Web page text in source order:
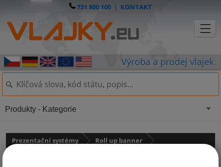
731 800 100 | KONTAKT
Prezentační systémy Roll up banner
Produkty - Kategorie